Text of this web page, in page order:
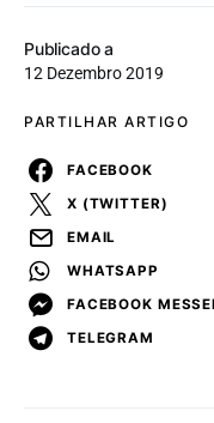
Publicado a
12 Dezembro 2019
PARTILHAR ARTIGO
FACEBOOK
X (TWITTER)
EMAIL
WHATSAPP
FACEBOOK
TELEGRAM